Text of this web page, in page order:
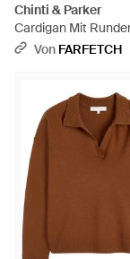
Chinti & Parker
Cardigan Mit
Ausschnitt - Rot
Von FARFETCH